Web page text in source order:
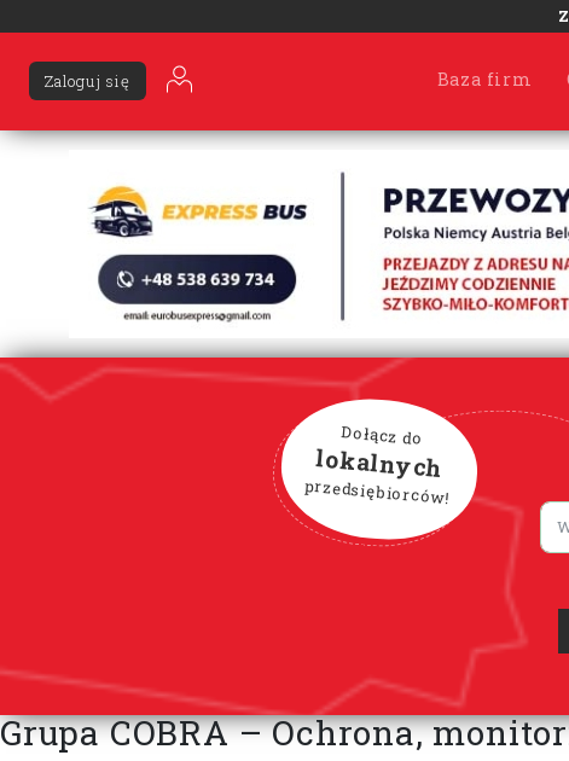
Baza firm
Zaloguj się
Dołącz do
lokalnych
przedsiębiorców!
Grupa COBRA – Ochrona,